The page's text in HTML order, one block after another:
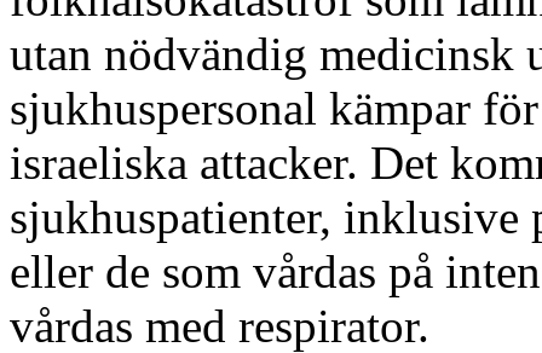
utan nödvändig medicinsk
sjukhuspersonal kämpar
israeliska attacker. Det
sjukhuspatienter, inklusive
eller de som vårdas på
vårdas med respirator.